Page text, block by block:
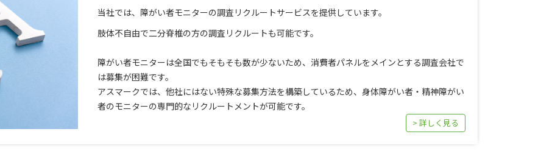
当社では、障がい者モニターの調査リクルートサービスを提供しています。
肢体不自由で二分脊椎の方の調査リクルートも可能です。
障がい者モニターは全国でもそもそも数が少ないため、消費者パネルをメインとする調査会社で
は募集が困難です。
アスマークでは、他社にはない特殊な募集方法を構築しているため、身体障がい者・精神障がい
者のモニターの専門的なリクルートメントが可能です。
> 詳しく見る